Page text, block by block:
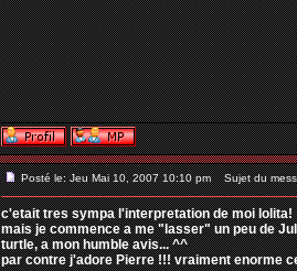
Posté le: Jeu Mai 10, 2007 10:10 pm Sujet du
c'etait tres sympa l'interpretation de moi lolita!
mais je commence a me "lasser" un peu de
turtle, a mon humble avis... ^^
par contre j'adore Pierre !!! vraiment enorme